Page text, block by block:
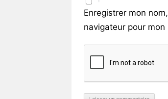
Enregistrer mon
navigateur pour